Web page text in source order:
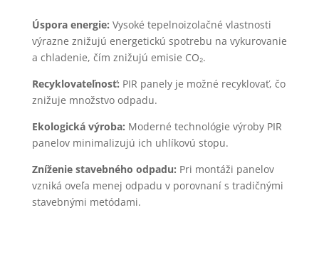
Úspora energie: Vysoké tepelnoizolačné vlastnosti
výrazne znižujú energetickú spotrebu na vykurovanie
a chladenie, čím znižujú emisie CO₂.
Recyklovateľnosť: PIR panely je možné recyklovať, čo
znižuje množstvo odpadu.
Ekologická výroba: Moderné technológie výroby PIR
panelov minimalizujú ich uhlíkovú stopu.
Zníženie stavebného odpadu: Pri montáži panelov
vzniká oveľa menej odpadu v porovnaní s tradičnými
stavebnými metódami.